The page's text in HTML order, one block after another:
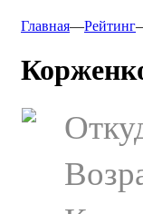
Главная—Рейтинг